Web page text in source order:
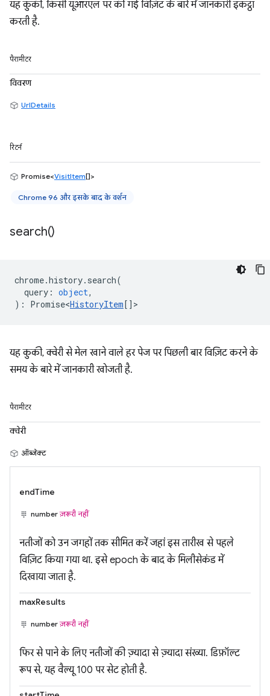
यह कुकी, किसी यूआरएल पर की गई विज़िट के बारे में जानकारी इकट्ठा
करती है.
पैरामीटर
विवरण
UrlDetails
रिटर्न
Promise<VisitItem[]>
Chrome 96 और इसके बाद के वर्शन
search()
chrome.history. search(
query : object,
) : Promise<HistoryItem[] >
यह कुकी, क्वेरी से मेल खाने वाले हर पेज पर पिछली बार विज़िट करने के
समय के बारे में जानकारी खोजती है.
पैरामीटर
क्वेरी
ऑब्जेक्ट
endTime
numberज़रूरी नहीं
नतीजों को उन जगहों तक सीमित करें जहां इस तारीख से पहले
विज़िट किया गया था. इसे epoch के बाद के मिलीसेकंड में
दिखाया जाता है.
maxResults
numberज़रूरी नहीं
फिर से पाने के लिए नतीजों की ज़्यादा से ज़्यादा संख्या. डिफ़ॉल्ट
रूप से, यह वैल्यू 100 पर सेट होती है.